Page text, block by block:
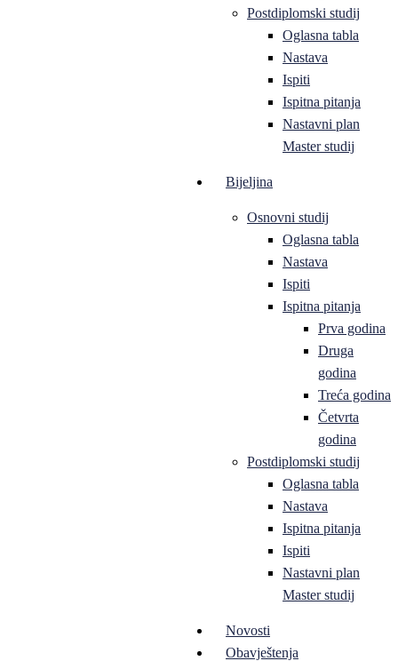
Postdiplomski studij
Oglasna tabla
Nastava
Ispiti
Ispitna pitanja
Nastavni plan
Master studij
Bijeljina
Osnovni studij
Oglasna tabla
Nastava
Ispiti
Ispitna pitanja
Prva godina
Druga
godina
Treća godina
Četvrta
godina
Postdiplomski studij
Oglasna tabla
Nastava
Ispitna pitanja
Ispiti
Nastavni plan
Master studij
Novosti
Obavještenja